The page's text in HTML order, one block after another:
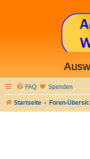
FAQ Spenden
Startseite Foren-